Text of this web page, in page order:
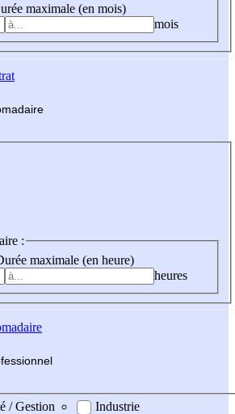
maximale (en mois)
mois
madaire
:
maximale (en heure)
heures
fessionnel
/ Gestion
Industrie